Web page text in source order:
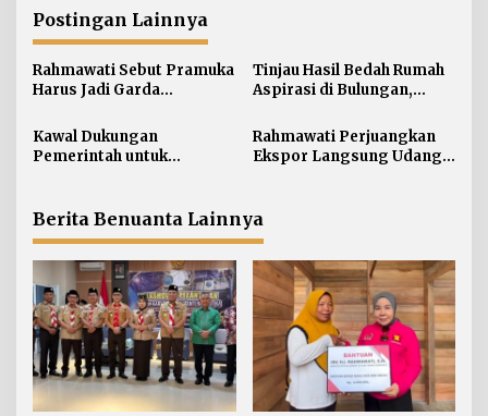
g
a
s
i
o
Postingan Lainnya
Rahmawati Sebut Pramuka
Harus Jadi Garda
Generasi Perbatasan dari
Narkoba
Tinjau Hasil Bedah Rumah
Aspirasi di Bulungan,
Bantuan Penyelesaian
Pintu dan Jendela
Kawal Dukungan
Pemerintah untuk
Petani di Desa Gunung
Putih
Rahmawati Perjuangkan
Ekspor Langsung Udang
Berita Benuanta Lainnya